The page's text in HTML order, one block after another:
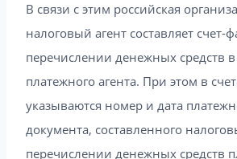
В связи с этим российская
налоговый агент составляет счет-
перечислении денежных средств в
платежного агента. При этом в
указываются номер и дата
документа, составленного
перечислении денежных средств